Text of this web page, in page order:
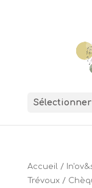
Accueil/
Trévoux/